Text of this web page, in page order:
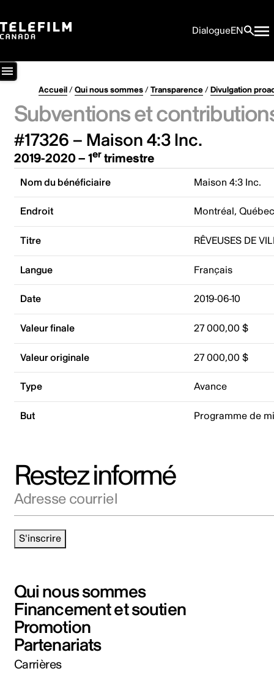
DialogueEN
Accueil/Qui nous sommes/Transparence/Divulgation
Subventions et
#17326 – Maison 4:3 Inc.
2019-2020 – 1ertrimestre
Nom du bénéficiaire Maison 4:3 Inc.
Endroit Montréal,
Titre RÊVEUSES DE
Langue Français
Date 2019-06-10
Valeur finale 27 000,00 $
Valeur originale 27 000,00 $
Type Avance
But Programme de
Restez informé
S'inscrire
Qui nous sommes
Financement et soutien
Promotion
Partenariats
Carrières